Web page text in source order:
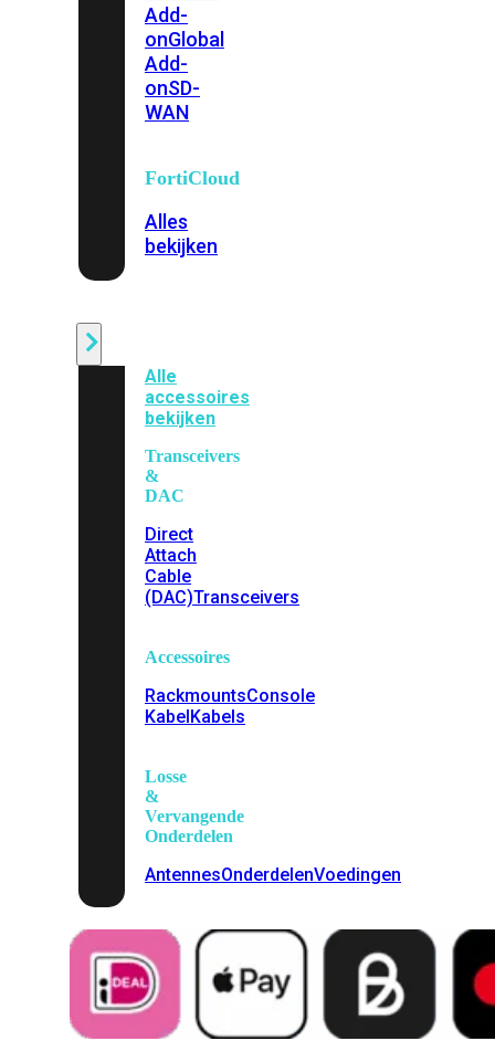
Add-
onGlobal
Add-
onSD-
WAN
FortiCloud
Alles
bekijken
Alle
accessoires
bekijken
Transceivers
&
DAC
Direct
Attach
Cable
(DAC)Transceivers
Accessoires
RackmountsConsole
KabelKabels
Losse
&
Vervangende
Onderdelen
AntennesOnderdelenVoedingen